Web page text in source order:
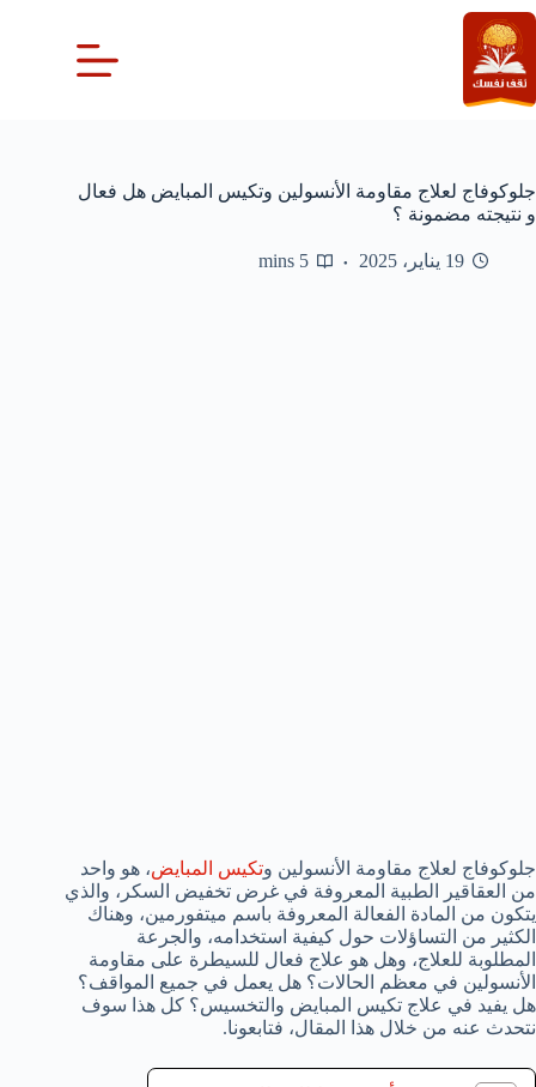
التجاوز
إلى
المحتوى
جلوكوفاج لعلاج مقاومة الأنسولين وتكيس المبايض هل فعال
و نتيجته مضمونة ؟
19 يناير، 2025 5 mins
جلوكوفاج لعلاج مقاومة الأنسولين وتكيس المبايض، هو واحد
من العقاقير الطبية المعروفة في غرض تخفيض السكر، والذي
يتكون من المادة الفعالة المعروفة باسم ميتفورمين، وهناك
الكثير من التساؤلات حول كيفية استخدامه، والجرعة
المطلوبة للعلاج، وهل هو علاج فعال للسيطرة على مقاومة
الأنسولين في معظم الحالات؟ هل يعمل في جميع المواقف؟
هل يفيد في علاج تكيس المبايض والتخسيس؟ كل هذا سوف
نتحدث عنه من خلال هذا المقال، فتابعونا.